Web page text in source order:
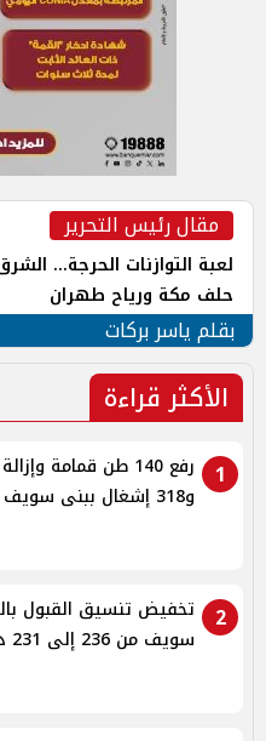
مقال رئيس التحرير
لعبة التوازنات الحرجة...
حلف مكة ورياح طهران
بقلم ياسر بركات
الأكثر قراءة
1
و318 إشغال ببنى سويف
2
تخفيض تنسيق القبول
سويف من 236 إلى 231 درجة